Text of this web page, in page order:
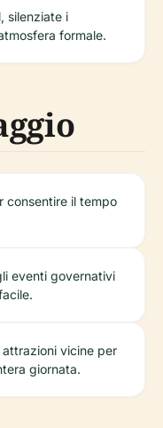
silenziate i
formale.
consentire il tempo
eventi governativi
vicine per
giornata.